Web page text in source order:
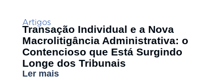
Artigos
Transação Individual e a Nova
Macrolitigância Administrativa: o
Contencioso que Está Surgindo
Longe dos Tribunais
Ler mais